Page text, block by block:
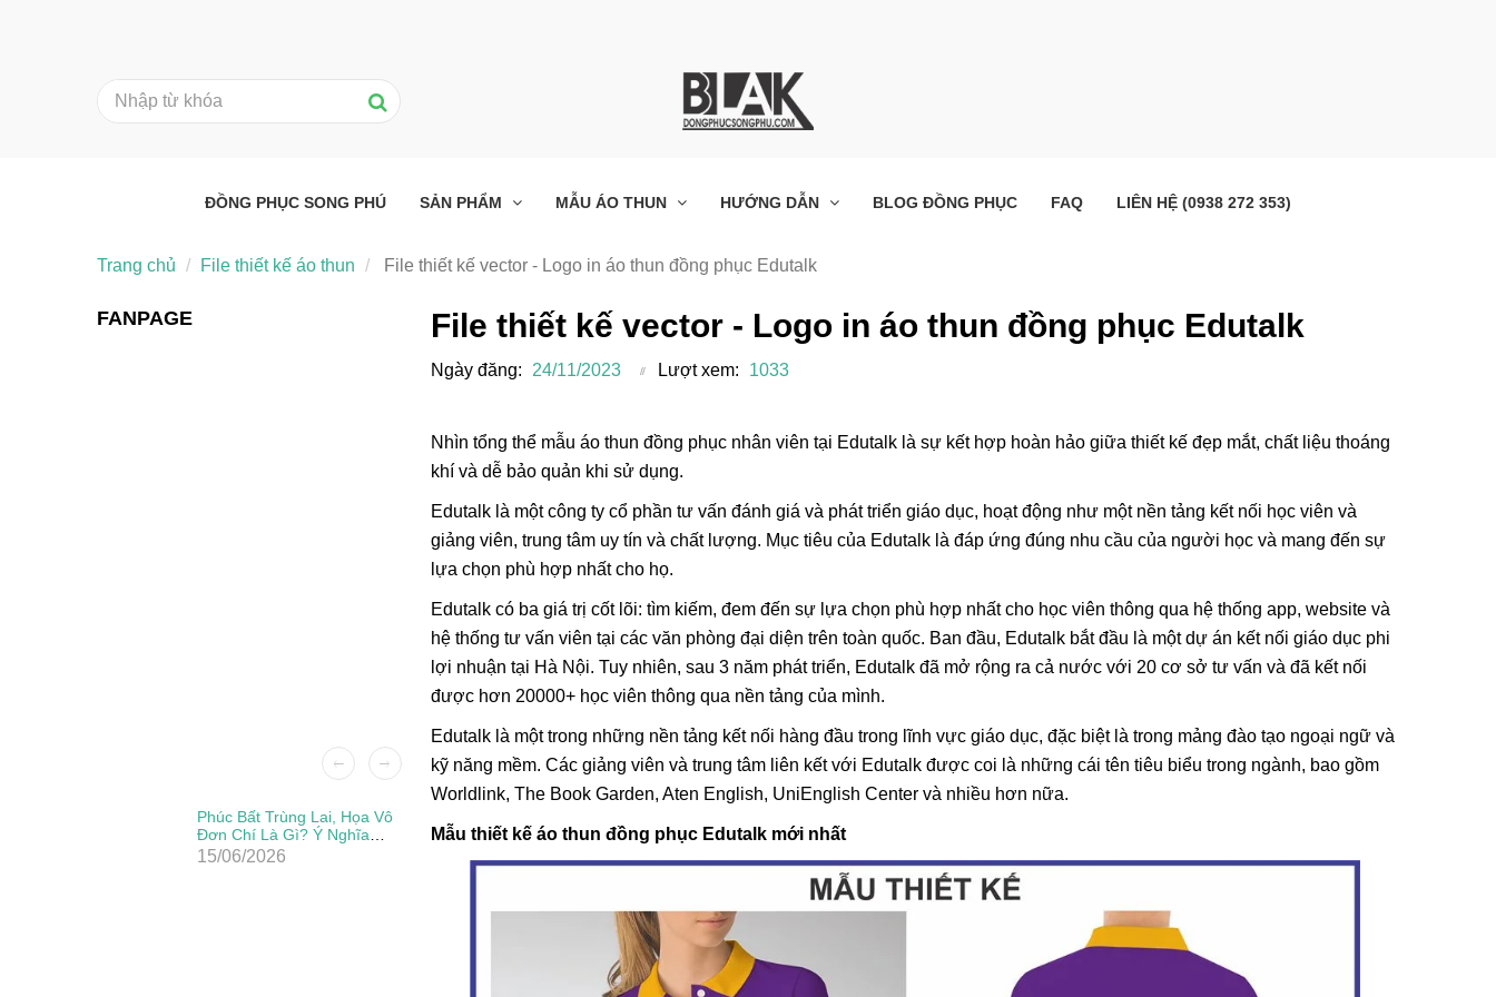
File thiết kế vector - Logo in áo thun đồng phục Edutalk
Ngày đăng: 24/11/2023 Lượt xem: 1033
Nhìn tổng thể mẫu áo thun đồng phục nhân viên tại Edutalk là sự kết hợp hoàn hảo giữa thiết kế đẹp mắt, chất liệu thoáng
khí và dễ bảo quản khi sử dụng.
Edutalk là một công ty cổ phần tư vấn đánh giá và phát triển giáo dục, hoạt động như một nền tảng kết nối học viên và
giảng viên, trung tâm uy tín và chất lượng. Mục tiêu của Edutalk là đáp ứng đúng nhu cầu của người học và mang đến sự
lựa chọn phù hợp nhất cho họ.
Edutalk có ba giá trị cốt lõi: tìm kiếm, đem đến sự lựa chọn phù hợp nhất cho học viên thông qua hệ thống app, website và
hệ thống tư vấn viên tại các văn phòng đại diện trên toàn quốc. Ban đầu, Edutalk bắt đầu là một dự án kết nối giáo dục phi
lợi nhuận tại Hà Nội. Tuy nhiên, sau 3 năm phát triển, Edutalk đã mở rộng ra cả nước với 20 cơ sở tư vấn và đã kết nối
được hơn 20000+ học viên thông qua nền tảng của mình.
Edutalk là một trong những nền tảng kết nối hàng đầu trong lĩnh vực giáo dục, đặc biệt là trong mảng đào tạo ngoại ngữ và
kỹ năng mềm. Các giảng viên và trung tâm liên kết với Edutalk được coi là những cái tên tiêu biểu trong ngành, bao gồm
Worldlink, The Book Garden, Aten English, UniEnglish Center và nhiều hơn nữa.
Mẫu thiết kế áo thun đồng phục Edutalk mới nhất
FANPAGE
Phúc Bất Trùng Lai, Họa Vô
Đơn Chí Là Gì? Ý Nghĩa
Thực Sự Của Câu Thành
15/06/2026
Quốc Kỳ Việt Nam Đẹp, Sắc
26/06/2025
Ngữ Này
15/06/2026 26/06/2025
ĐỒNG PHỤC SONG PHÚ SẢN PHẨM MẪU ÁO THUN HƯỚNG DẪN BLOG ĐỒNG PHỤC FAQ LIÊN HỆ (0938 272 353)
Trang chủ File thiết kế áo thun File thiết kế vector - Logo in áo thun đồng phục Edutalk